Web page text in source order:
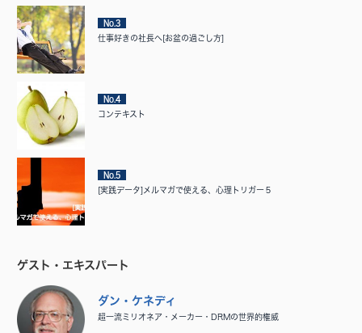
No.3
仕事好きの社長へ[お盆の過ごし方]
No.4
コンテキスト
No.5
[実践データ]メルマガで使える、心理トリガー５
ゲスト・エキスパート
ダン・ケネディ
超一流ミリオネア・メーカー・DRMの世界的権威